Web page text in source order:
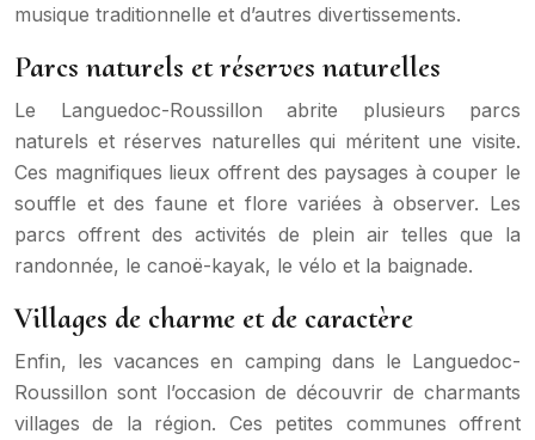
musique traditionnelle et d’autres divertissements.
Parcs naturels et réserves naturelles
Le Languedoc-Roussillon abrite plusieurs parcs
naturels et réserves naturelles qui méritent une visite.
Ces magnifiques lieux offrent des paysages à couper le
souffle et des faune et flore variées à observer. Les
parcs offrent des activités de plein air telles que la
randonnée, le canoë-kayak, le vélo et la baignade.
Villages de charme et de caractère
Enfin, les vacances en camping dans le Languedoc-
Roussillon sont l’occasion de découvrir de charmants
villages de la région. Ces petites communes offrent